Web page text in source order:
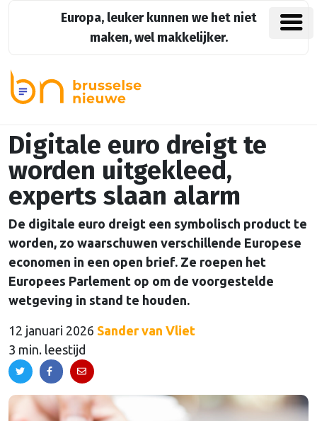
Europa, leuker kunnen we het niet
maken, wel makkelijker.
Digitale euro dreigt te
worden uitgekleed,
experts slaan alarm
De digitale euro dreigt een symbolisch product te
worden, zo waarschuwen verschillende Europese
economen in een open brief. Ze roepen het
Europees Parlement op om de voorgestelde
wetgeving in stand te houden.
12 januari 2026 Sander van Vliet
3 min. leestijd